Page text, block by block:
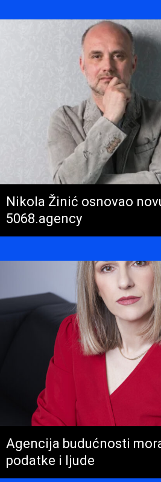
Nikola Žinić osnovao
5068.agency
Agencija budućnosti
podatke i ljude